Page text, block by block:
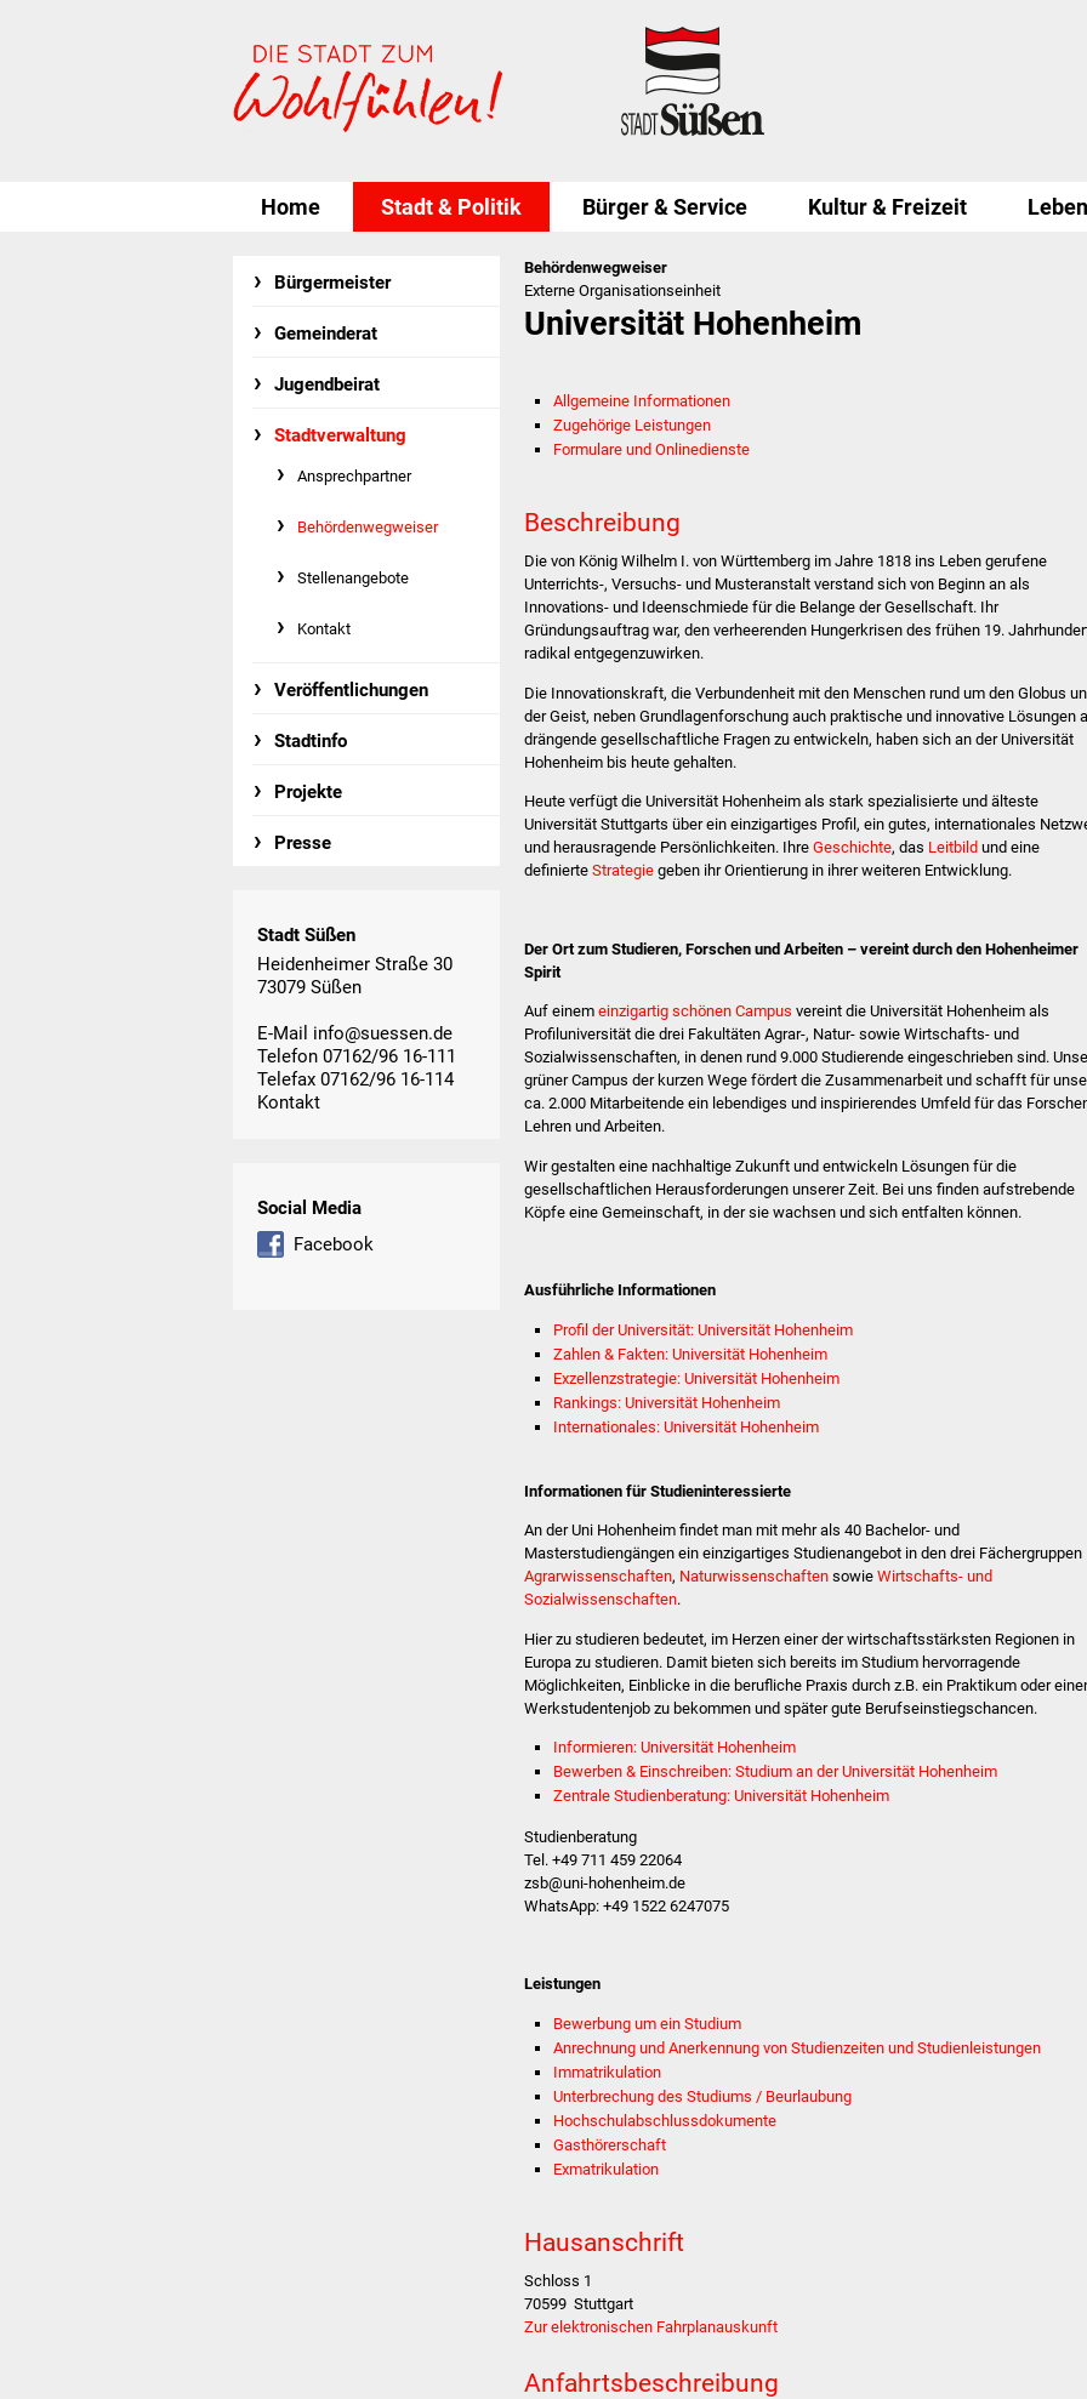
Home Stadt & Politik Bürger & Service Kultur & Freizeit
Bürgermeister
Gemeinderat
Jugendbeirat
Stadtverwaltung
Ansprechpartner
Behördenwegweiser
Stellenangebote
Kontakt
Veröffentlichungen
Stadtinfo
Projekte
Presse
Stadt Süßen
Heidenheimer Straße 30
73079 Süßen
E-Mail info@suessen.de
Telefon 07162/96 16-111
Telefax 07162/96 16-114
Kontakt
Social Media
Facebook
Behördenwegweiser
Externe Organisationseinheit
Universität Hohenheim
Allgemeine Informationen
Zugehörige Leistungen
Formulare und Onlinedienste
Beschreibung
Die von König Wilhelm I. von Württemberg im Jahre 1818 ins Leben gerufene
Unterrichts-, Versuchs- und Musteranstalt verstand sich von Beginn an als
Innovations- und Ideenschmiede für die Belange der Gesellschaft. Ihr
Gründungsauftrag war, den verheerenden Hungerkrisen des frühen 19.
radikal entgegenzuwirken.
Die Innovationskraft, die Verbundenheit mit den Menschen rund um den Globus
der Geist, neben Grundlagenforschung auch praktische und innovative Lösungen
drängende gesellschaftliche Fragen zu entwickeln, haben sich an der Universität
Hohenheim bis heute gehalten.
Heute verfügt die Universität Hohenheim als stark spezialisierte und älteste
Universität Stuttgarts über ein einzigartiges Profil, ein gutes, internationales
und herausragende Persönlichkeiten. Ihre Geschichte, das Leitbild und eine
definierte Strategie geben ihr Orientierung in ihrer weiteren Entwicklung.
Der Ort zum Studieren, Forschen und Arbeiten – vereint durch den Hohenheimer
Spirit
Auf einem einzigartig schönen Campus vereint die Universität Hohenheim als
Profiluniversität die drei Fakultäten Agrar-, Natur- sowie Wirtschafts- und
Sozialwissenschaften, in denen rund 9.000 Studierende eingeschrieben sind.
grüner Campus der kurzen Wege fördert die Zusammenarbeit und schafft für
ca. 2.000 Mitarbeitende ein lebendiges und inspirierendes Umfeld für das
Lehren und Arbeiten.
Wir gestalten eine nachhaltige Zukunft und entwickeln Lösungen für die
gesellschaftlichen Herausforderungen unserer Zeit. Bei uns finden aufstrebende
Köpfe eine Gemeinschaft, in der sie wachsen und sich entfalten können.
Ausführliche Informationen
Profil der Universität: Universität Hohenheim
Zahlen & Fakten: Universität Hohenheim
Exzellenzstrategie: Universität Hohenheim
Rankings: Universität Hohenheim
Internationales: Universität Hohenheim
Informationen für Studieninteressierte
An der Uni Hohenheim findet man mit mehr als 40 Bachelor- und
Masterstudiengängen ein einzigartiges Studienangebot in den drei Fächergruppen
Agrarwissenschaften, Naturwissenschaften sowie Wirtschafts- und
Sozialwissenschaften.
Hier zu studieren bedeutet, im Herzen einer der wirtschaftsstärksten Regionen in
Europa zu studieren. Damit bieten sich bereits im Studium hervorragende
Möglichkeiten, Einblicke in die berufliche Praxis durch z.B. ein Praktikum oder
Werkstudentenjob zu bekommen und später gute Berufseinstiegschancen.
Informieren: Universität Hohenheim
Bewerben & Einschreiben: Studium an der Universität Hohenheim
Zentrale Studienberatung: Universität Hohenheim
Studienberatung
Tel. +49 711 459 22064
zsb@uni-hohenheim.de
WhatsApp: +49 1522 6247075
Leistungen
Bewerbung um ein Studium
Anrechnung und Anerkennung von Studienzeiten und Studienleistungen
Immatrikulation
Unterbrechung des Studiums / Beurlaubung
Hochschulabschlussdokumente
Gasthörerschaft
Exmatrikulation
Hausanschrift
Schloss 1
70599 Stuttgart
Zur elektronischen Fahrplanauskunft
Anfahrtsbeschreibung